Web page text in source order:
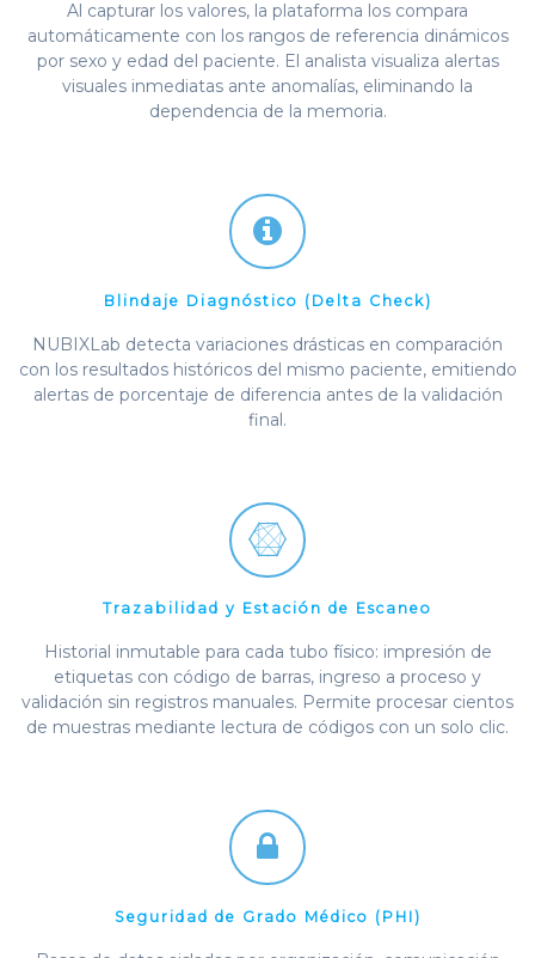
Al capturar los valores, la plataforma los compara
automáticamente con los rangos de referencia dinámicos
por sexo y edad del paciente. El analista visualiza alertas
visuales inmediatas ante anomalías, eliminando la
dependencia de la memoria.
Blindaje Diagnóstico (Delta Check)
NUBIXLab detecta variaciones drásticas en comparación
con los resultados históricos del mismo paciente, emitiendo
alertas de porcentaje de diferencia antes de la validación
final.
Trazabilidad y Estación de Escaneo
Historial inmutable para cada tubo físico: impresión de
etiquetas con código de barras, ingreso a proceso y
validación sin registros manuales. Permite procesar cientos
de muestras mediante lectura de códigos con un solo clic.
Seguridad de Grado Médico (PHI)